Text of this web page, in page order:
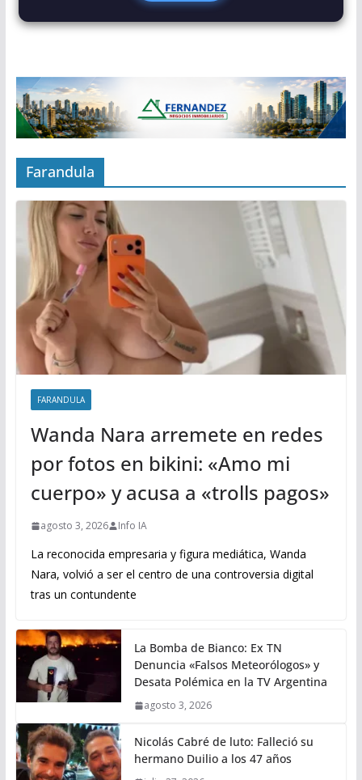
Farandula
FARANDULA
Wanda Nara arremete en redes
por fotos en bikini: «Amo mi
cuerpo» y acusa a «trolls pagos»
agosto 3, 2026 Info IA
La reconocida empresaria y figura mediática, Wanda
Nara, volvió a ser el centro de una controversia digital
tras un contundente
La Bomba de Bianco: Ex TN
Denuncia «Falsos Meteorólogos» y
Desata Polémica en la TV Argentina
agosto 3, 2026
Nicolás Cabré de luto: Falleció su
hermano Duilio a los 47 años